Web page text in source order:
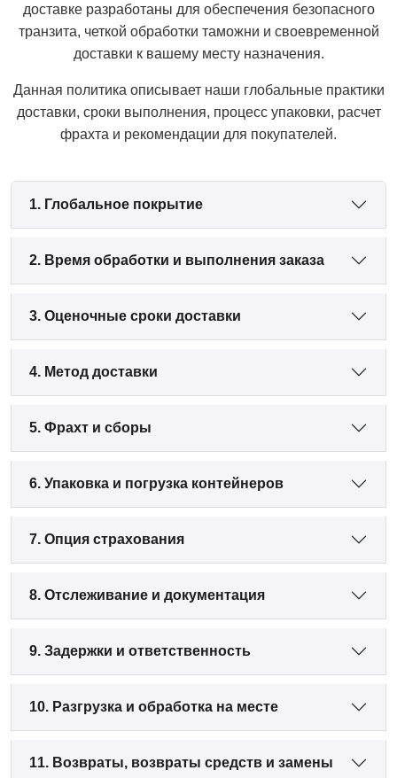
доставке разработаны для обеспечения безопасного
транзита, четкой обработки таможни и своевременной
доставки к вашему месту назначения.
Данная политика описывает наши глобальные практики
доставки, сроки выполнения, процесс упаковки, расчет
фрахта и рекомендации для покупателей.
1. Глобальное покрытие
2. Время обработки и выполнения заказа
3. Оценочные сроки доставки
4. Метод доставки
5. Фрахт и сборы
6. Упаковка и погрузка контейнеров
7. Опция страхования
8. Отслеживание и документация
9. Задержки и ответственность
10. Разгрузка и обработка на месте
11. Возвраты, возвраты средств и замены